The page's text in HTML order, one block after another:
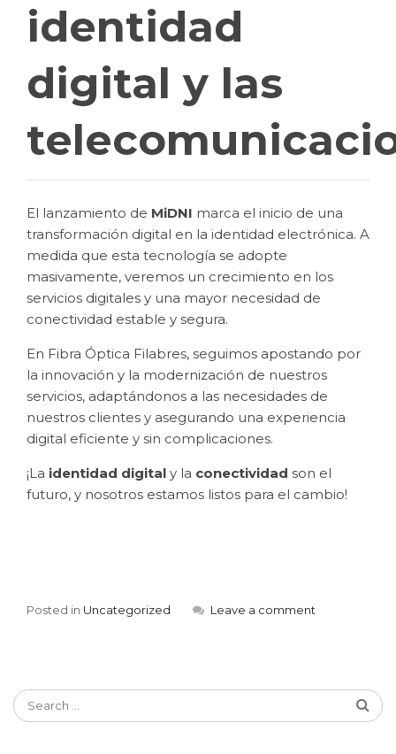
identidad
digital y las
El lanzamiento de MiDNI marca el inicio de una
transformación digital en la identidad electrónica. A
medida que esta tecnología se adopte
masivamente, veremos un crecimiento en los
servicios digitales y una mayor necesidad de
conectividad estable y segura.
En Fibra Óptica Filabres, seguimos apostando por
la innovación y la modernización de nuestros
servicios, adaptándonos a las necesidades de
nuestros clientes y asegurando una experiencia
digital eficiente y sin complicaciones.
¡La identidad digital y la conectividad son el
futuro, y nosotros estamos listos para el cambio!
Posted in Uncategorized Leave a comment